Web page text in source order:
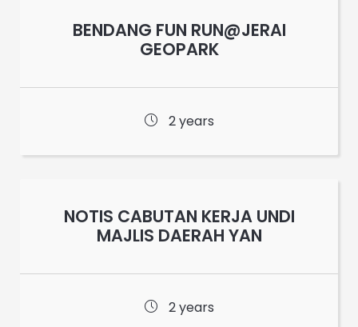
BENDANG FUN RUN@JERAI
GEOPARK
2 years
NOTIS CABUTAN KERJA UNDI
MAJLIS DAERAH YAN
2 years